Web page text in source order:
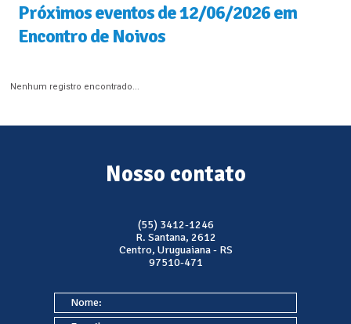
Próximos eventos de 12/06/2026 em
Encontro de Noivos
Nenhum registro encontrado...
Nosso contato
(55) 3412-1246
R. Santana, 2612
Centro, Uruguaiana - RS
97510-471